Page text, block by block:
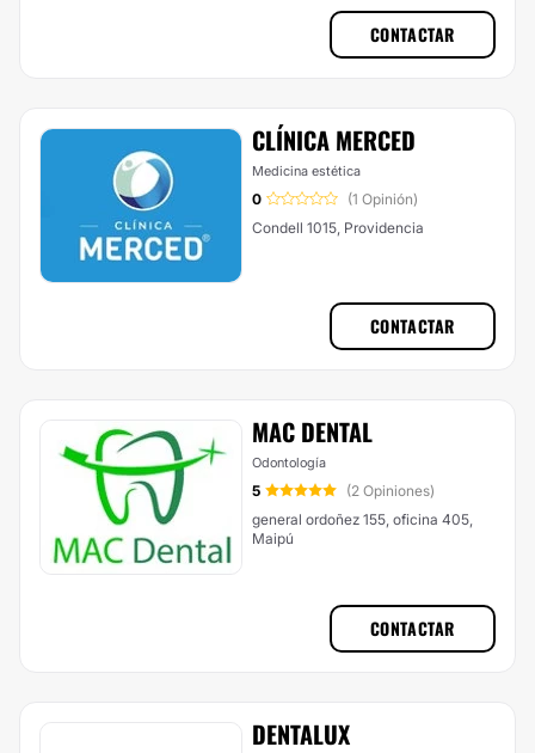
CONTACTAR
CLÍNICA MERCED
Medicina estética
0
(1 Opinión)
Condell 1015, Providencia
CONTACTAR
MAC DENTAL
Odontología
5
(2 Opiniones)
general ordoñez 155, oficina 405,
Maipú
CONTACTAR
DENTALUX